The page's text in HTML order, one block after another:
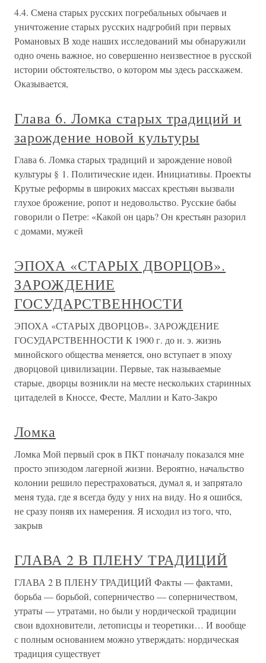
4.4. Смена старых русских погребальных обычаев и
уничтожение старых русских надгробий при первых
Романовых В ходе наших исследований мы обнаружили
одно очень важное, но совершенно неизвестное в русской
истории обстоятельство, о котором мы здесь расскажем.
Оказывается,
Глава 6. Ломка старых традиций и
зарождение новой культуры
Глава 6. Ломка старых традиций и зарождение новой
культуры § 1. Политические идеи. Инициативы. Проекты
Крутые реформы в широких массах крестьян вызвали
глухое брожение, ропот и недовольство. Русские бабы
говорили о Петре: «Какой он царь? Он крестьян разорил
с домами, мужей
ЭПОХА «СТАРЫХ ДВОРЦОВ».
ЗАРОЖДЕНИЕ
ГОСУДАРСТВЕННОСТИ
ЭПОХА «СТАРЫХ ДВОРЦОВ». ЗАРОЖДЕНИЕ
ГОСУДАРСТВЕННОСТИ К 1900 г. до н. э. жизнь
минойского общества меняется, оно вступает в эпоху
дворцовой цивилизации. Первые, так называемые
старые, дворцы возникли на месте нескольких старинных
цитаделей в Кноссе, Фесте, Маллии и Като-Закро
Ломка
Ломка Мой первый срок в ПКТ поначалу показался мне
просто эпизодом лагерной жизни. Вероятно, начальство
колонии решило перестраховаться, думал я, и запрятало
меня туда, где я всегда буду у них на виду. Но я ошибся,
не сразу поняв их намерения. Я исходил из того, что,
закрыв
ГЛАВА 2 В ПЛЕНУ ТРАДИЦИЙ
ГЛАВА 2 В ПЛЕНУ ТРАДИЦИЙ Факты — фактами,
борьба — борьбой, соперничество — соперничеством,
утраты — утратами, но были у нордической традиции
свои вдохновители, летописцы и теоретики… И вообще
с полным основанием можно утверждать: нордическая
традиция существует